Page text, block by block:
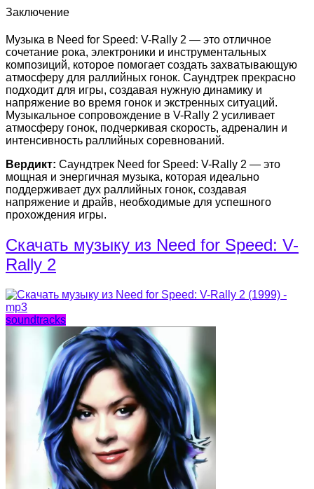
Заключение
Музыка в Need for Speed: V-Rally 2 — это отличное
сочетание рока, электроники и инструментальных
композиций, которое помогает создать захватывающую
атмосферу для раллийных гонок. Саундтрек прекрасно
подходит для игры, создавая нужную динамику и
напряжение во время гонок и экстренных ситуаций.
Музыкальное сопровождение в V-Rally 2 усиливает
атмосферу гонок, подчеркивая скорость, адреналин и
интенсивность раллийных соревнований.
Вердикт: Саундтрек Need for Speed: V-Rally 2 — это
мощная и энергичная музыка, которая идеально
поддерживает дух раллийных гонок, создавая
напряжение и драйв, необходимые для успешного
прохождения игры.
Скачать музыку из Need for Speed: V-
Rally 2
soundtracks